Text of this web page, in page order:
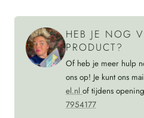
WALNOOT
HEB JE NOG
PRODUCT?
Of heb je meer hulp
ons op! Je kunt ons
el.nl of tijdens
7954177